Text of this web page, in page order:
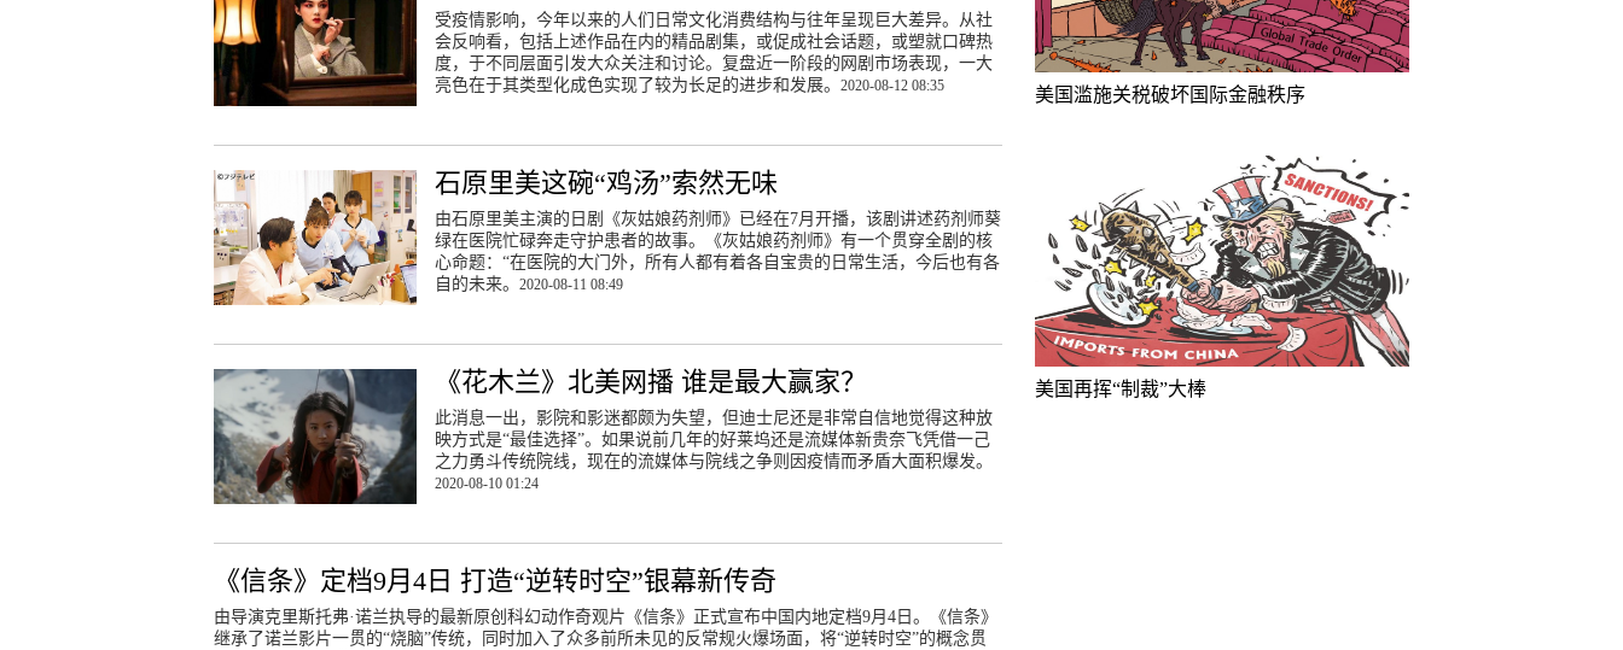
受疫情影响，今年以来的人们日常文化消费结构与往年呈现巨大差异。从社
会反响看，包括上述作品在内的精品剧集，或促成社会话题，或塑就口碑热
度，于不同层面引发大众关注和讨论。复盘近一阶段的网剧市场表现，一大
亮色在于其类型化成色实现了较为长足的进步和发展。2020-08-12 08:35
石原里美这碗“鸡汤”索然无味
由石原里美主演的日剧《灰姑娘药剂师》已经在7月开播，该剧讲述药剂师葵
绿在医院忙碌奔走守护患者的故事。《灰姑娘药剂师》有一个贯穿全剧的核
心命题：“在医院的大门外，所有人都有着各自宝贵的日常生活，今后也有各
自的未来。 2020-08-11 08:49
《花木兰》北美网播 谁是最大赢家？
此消息一出，影院和影迷都颇为失望，但迪士尼还是非常自信地觉得这种放
映方式是“最佳选择”。如果说前几年的好莱坞还是流媒体新贵奈飞凭借一己
之力勇斗传统院线，现在的流媒体与院线之争则因疫情而矛盾大面积爆发。
2020-08-10 01:24
《信条》定档9月4日 打造“逆转时空”银幕新传奇
由导演克里斯托弗·诺兰执导的最新原创科幻动作奇观片《信条》正式宣布中国内地定档9月4日。《信条》
继承了诺兰影片一贯的“烧脑”传统，同时加入了众多前所未见的反常规火爆场面，将“逆转时空”的概念贯
美国滥施关税破坏国际金融秩序
美国再挥“制裁”大棒